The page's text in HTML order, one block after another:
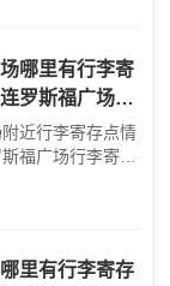
哪里有行李寄
罗斯福广场行
？
近行李寄存点情
福广场行李寄存
里有行李寄存